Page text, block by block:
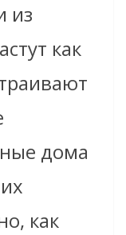
из
как
дома
как